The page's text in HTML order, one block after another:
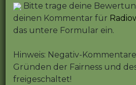
Bitte trage deine
deinen Kommentar für
das untere Formular ein.
Hinweis: Negativ-
Gründen der Fairness und
freigeschaltet!